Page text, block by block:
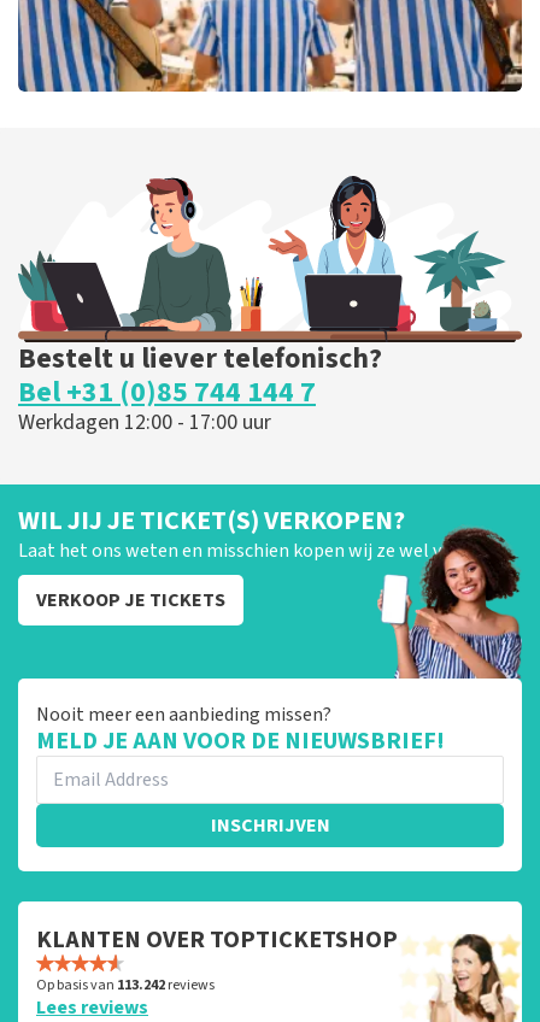
BESTEL NU
Bestelt u liever telefonisch?
Bel +31 (0)85 744 144 7
Werkdagen 12:00 - 17:00 uur
WIL JIJ JE TICKET(S) VERKOPEN?
Laat het ons weten en misschien kopen wij ze wel van je!
VERKOOP JE TICKETS
Nooit meer een aanbieding missen?
MELD JE AAN VOOR DE NIEUWSBRIEF!
INSCHRIJVEN
KLANTEN OVER TOPTICKETSHOP
Op basis van 113.242reviews
Lees reviews